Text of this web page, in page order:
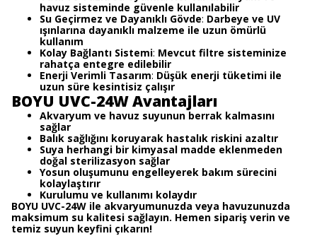
havuz sisteminde güvenle kullanılabilir
Su Geçirmez ve Dayanıklı Gövde: Darbeye ve UV
ışınlarına dayanıklı malzeme ile uzun ömürlü
kullanım
Kolay Bağlantı Sistemi: Mevcut filtre sisteminize
rahatça entegre edilebilir
Enerji Verimli Tasarım: Düşük enerji tüketimi ile
uzun süre kesintisiz çalışır
BOYU UVC-24W Avantajları
Akvaryum ve havuz suyunun berrak kalmasını
sağlar
Balık sağlığını koruyarak hastalık riskini azaltır
Suya herhangi bir kimyasal madde eklenmeden
doğal sterilizasyon sağlar
Yosun oluşumunu engelleyerek bakım sürecini
kolaylaştırır
Kurulumu ve kullanımı kolaydır
BOYU UVC-24W ile akvaryumunuzda veya havuzunuzda
maksimum su kalitesi sağlayın. Hemen sipariş verin ve
temiz suyun keyfini çıkarın!